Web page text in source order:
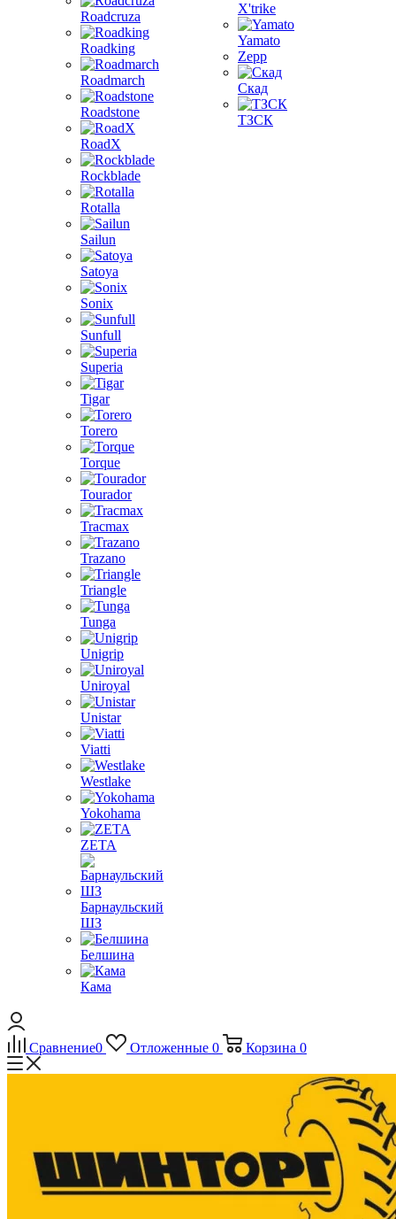
Roadcruza
Roadking
Roadmarch
Roadstone
RoadX
Rockblade
Rotalla
Sailun
Satoya
Sonix
Sunfull
Superia
Tigar
Torero
Torque
Tourador
Tracmax
Trazano
Triangle
Tunga
Unigrip
Uniroyal
Unistar
Viatti
Westlake
Yokohama
ZETA
Барнаульский
ШЗ
Белшина
Кама
X'trike
Yamato
Zepp
Скад
ТЗСК
Сравнение0 Отложенные 0 Корзина 0